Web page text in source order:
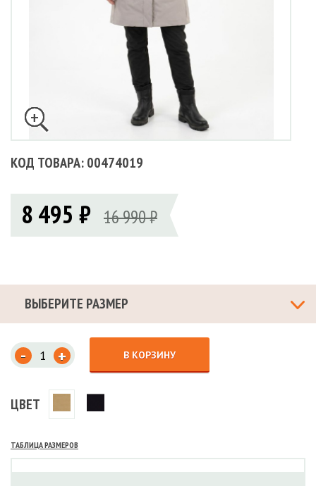
КОД ТОВАРА: 00474019
8 495 ₽ 16 990 ₽
ВЫБЕРИТЕ РАЗМЕР
- + В КОРЗИНУ
ЦВЕТ
ТАБЛИЦА РАЗМЕРОВ